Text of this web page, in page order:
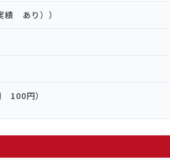
績 あり））
100円）